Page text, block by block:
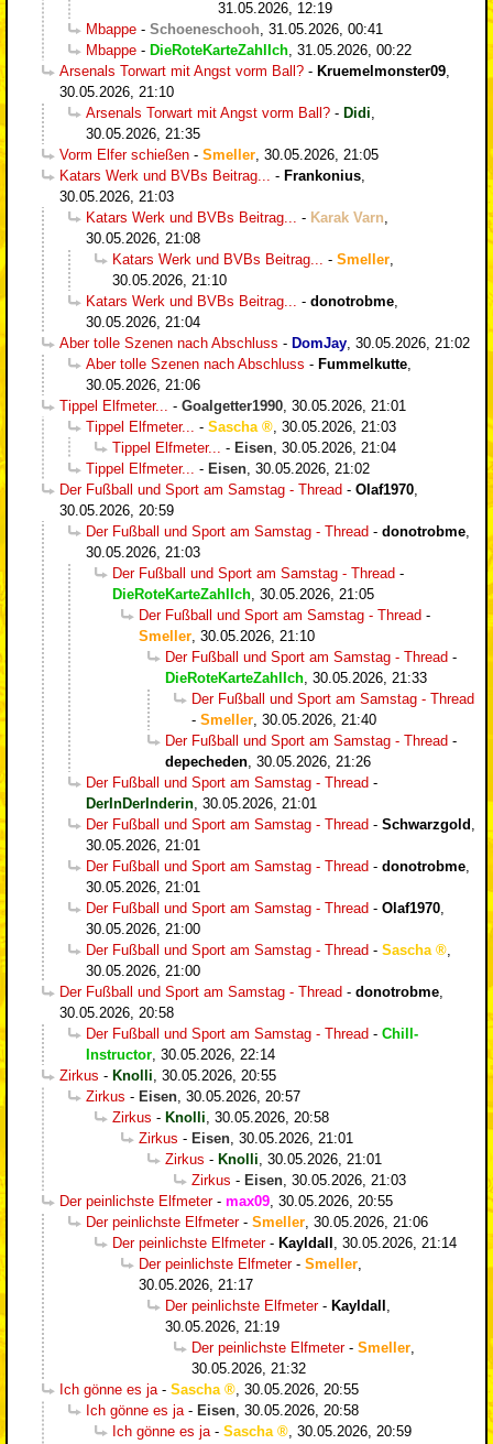
31.05.2026, 12:19
Mbappe - Schoeneschooh 31.05.2026, 00:41
Mbappe - DieRoteKarteZahlIch 31.05.2026, 00:22
Arsenals Torwart mit Angst vorm Ball? - Kruemelmonster09
30.05.2026, 21:10
Arsenals Torwart mit Angst vorm Ball? - Didi
30.05.2026, 21:35
Vorm Elfer schießen - Smeller 30.05.2026, 21:05
Katars Werk und BVBs Beitrag...
- Frankonius
30.05.2026, 21:03
Katars Werk und BVBs Beitrag...
- Karak Varn
30.05.2026, 21:08
Katars Werk und BVBs Beitrag...
- Smeller
30.05.2026, 21:10
Katars Werk und BVBs Beitrag...
- donotrobme
30.05.2026, 21:04
Aber tolle Szenen nach Abschluss - DomJay 30.05.2026, 21:02
Aber tolle Szenen nach Abschluss - Fummelkutte
30.05.2026, 21:06
Tippel Elfmeter...
- Goalgetter1990 30.05.2026, 21:01
Tippel Elfmeter...
- Sascha
30.05.2026, 21:03
Tippel Elfmeter...
- Eisen 30.05.2026, 21:04
Tippel Elfmeter...
- Eisen 30.05.2026, 21:02
Der Fußball und Sport am Samstag - Thread - Olaf1970
30.05.2026, 20:59
Der Fußball und Sport am Samstag - Thread - donotrobme
30.05.2026, 21:03
Der Fußball und Sport am Samstag - Thread -
DieRoteKarteZahlIch 30.05.2026, 21:05
Der Fußball und Sport am Samstag - Thread -
Smeller 30.05.2026, 21:10
Der Fußball und Sport am Samstag - Thread -
DieRoteKarteZahlIch 30.05.2026, 21:33
Der Fußball und Sport am Samstag - Thread
- Smeller 30.05.2026, 21:40
Der Fußball und Sport am Samstag - Thread -
depecheden 30.05.2026, 21:26
Der Fußball und Sport am Samstag - Thread -
DerInDerInderin 30.05.2026, 21:01
Der Fußball und Sport am Samstag - Thread - Schwarzgold
30.05.2026, 21:01
Der Fußball und Sport am Samstag - Thread - donotrobme
30.05.2026, 21:01
Der Fußball und Sport am Samstag - Thread - Olaf1970
30.05.2026, 21:00
Der Fußball und Sport am Samstag - Thread - Sascha
30.05.2026, 21:00
Der Fußball und Sport am Samstag - Thread - donotrobme
30.05.2026, 20:58
Der Fußball und Sport am Samstag - Thread - Chill-
Instructor 30.05.2026, 22:14
Zirkus - Knolli 30.05.2026, 20:55
Zirkus - Eisen 30.05.2026, 20:57
Zirkus - Knolli 30.05.2026, 20:58
Zirkus - Eisen 30.05.2026, 21:01
Zirkus - Knolli 30.05.2026, 21:01
Zirkus - Eisen 30.05.2026, 21:03
Der peinlichste Elfmeter- max09 30.05.2026, 20:55
Der peinlichste Elfmeter- Smeller 30.05.2026, 21:06
Der peinlichste Elfmeter- Kayldall
30.05.2026, 21:14
Der peinlichste Elfmeter- Smeller
30.05.2026, 21:17
Der peinlichste Elfmeter- Kayldall
30.05.2026, 21:19
Der peinlichste Elfmeter- Smeller
30.05.2026, 21:32
Ich gönne es ja - Sascha
30.05.2026, 20:55
Ich gönne es ja - Eisen 30.05.2026, 20:58
Ich gönne es ja - Sascha
30.05.2026, 20:59